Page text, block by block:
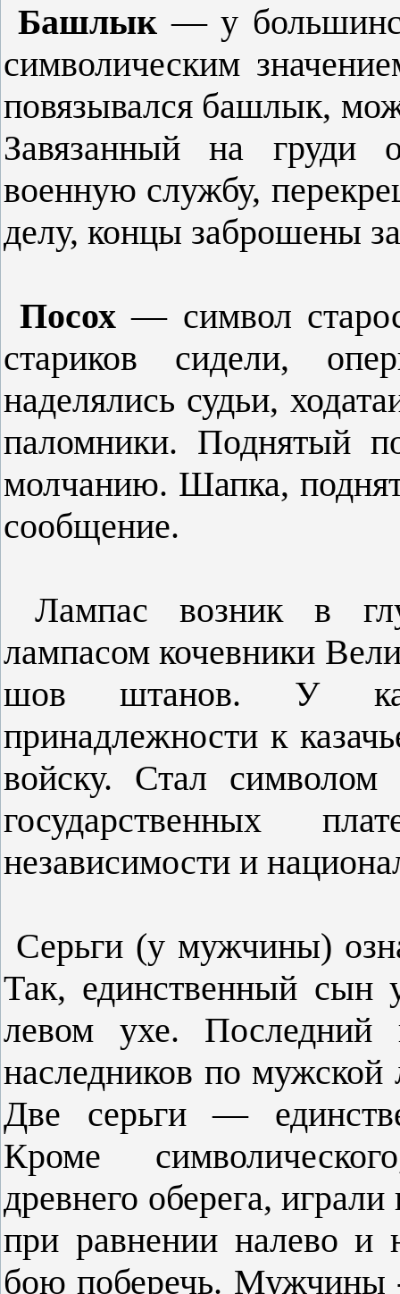
Башлык— у
символи­ческим
повязывался башлык,
Завязанный на груди
военную службу,
делу, концы заброшены
Посох— символ
стариков сидели,
наделялись судьи,
паломники. Поднятый
молчанию. Шапка,
сообщение.
Лампас возник в
лампасом кочевники
шов штанов. У
принадлежности к
войску. Стал
государственных
независимости и
Серьги (у мужчины)
Так, един­ственный сын
левом ухе.
наследников по
Две серьги —
Кроме
древнего оберега,
при равнении налево и
бою поберечь. Мужчины